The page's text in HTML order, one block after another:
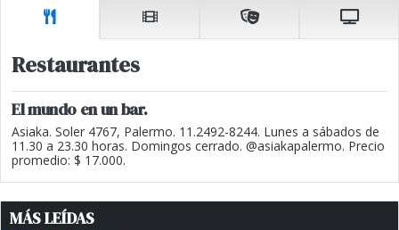
Restaurantes
El mundo en un bar.
Asiaka. Soler 4767, Palermo. 11.2492-8244. Lunes a sábados de
11.30 a 23.30 horas. Domingos cerrado. @asiakapalermo. Precio
promedio: $ 17.000.
MÁS LEÍDAS